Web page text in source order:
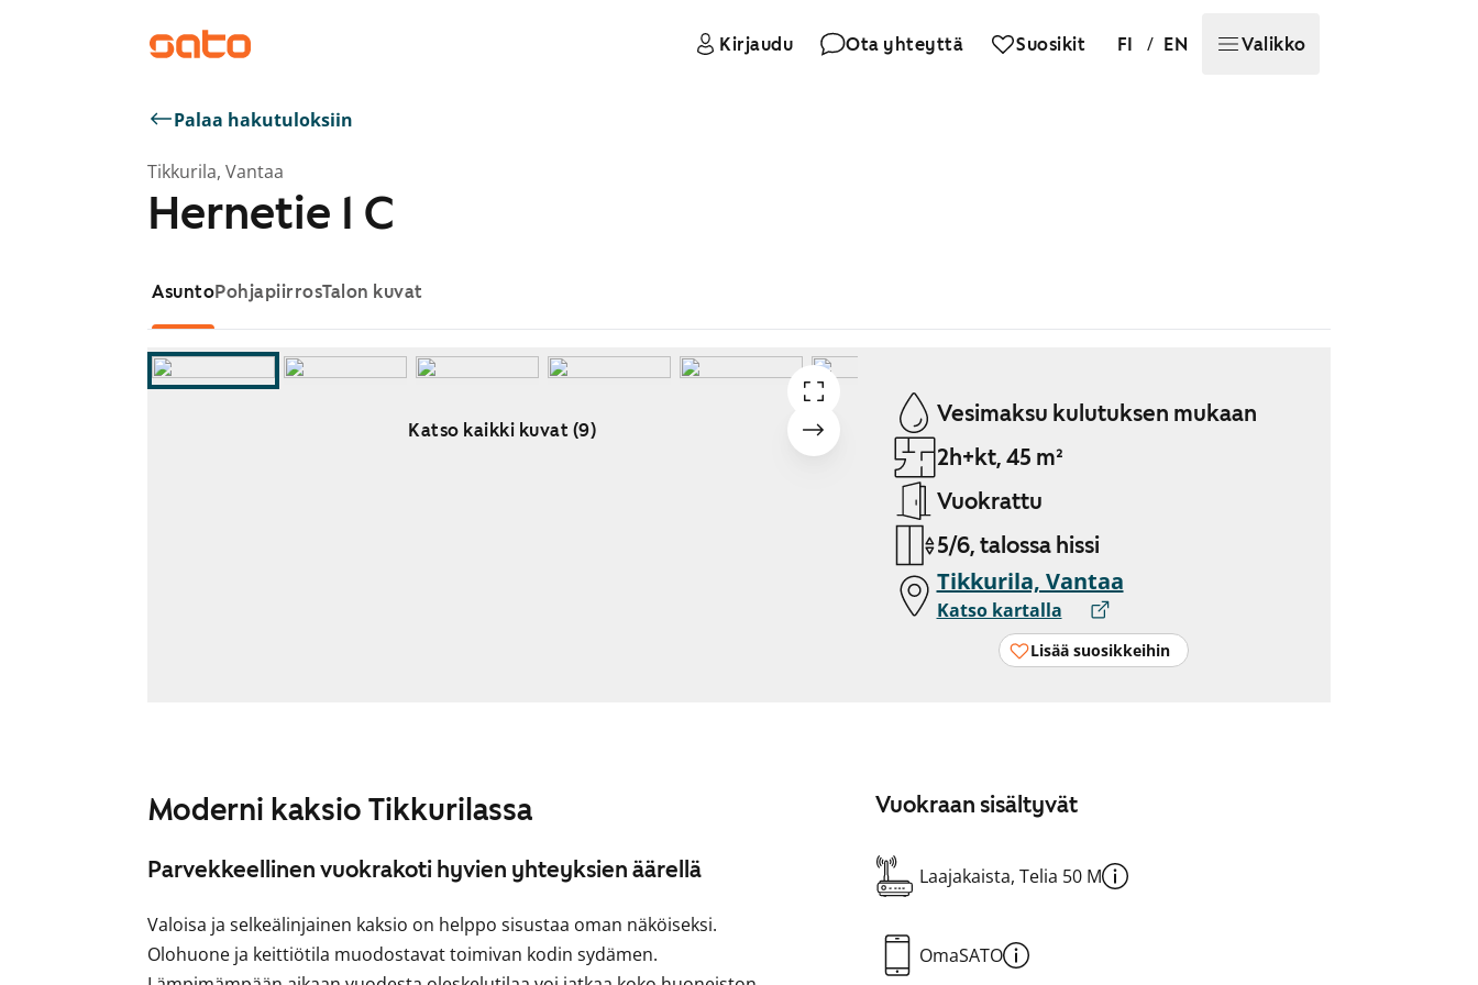
Kirjaudu Ota yhteyttä Suosikit FI / EN Valikko
Palaa hakutuloksiin
Tikkurila, Vantaa
Hernetie 1 C
AsuntoPohjapiirrosTalon kuvat
Katso kaikki kuvat (9)
Vesimaksu kulutuksen mukaan
2h+kt, 45 m²
Vuokrattu
5/6, talossa hissi
Tikkurila, Vantaa
Katso kartalla
Lisää suosikkeihin
Moderni kaksio Tikkurilassa
Parvekkeellinen vuokrakoti hyvien yhteyksien äärellä
Valoisa ja selkeälinjainen kaksio on helppo sisustaa oman näköiseksi.
Olohuone ja keittiötila muodostavat toimivan kodin sydämen.
Vuokraan sisältyvät
Laajakaista, Telia 50 M
OmaSATO